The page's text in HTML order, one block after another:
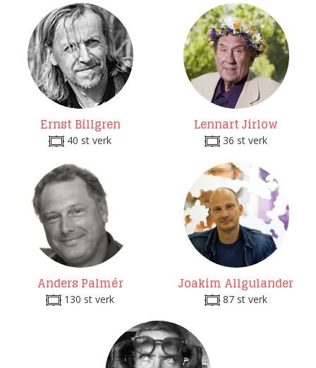
Ernst Billgren
40 st verk
Lennart Jirlow
36 st verk
Anders Palmér
130 st verk
Joakim Allgulander
87 st verk